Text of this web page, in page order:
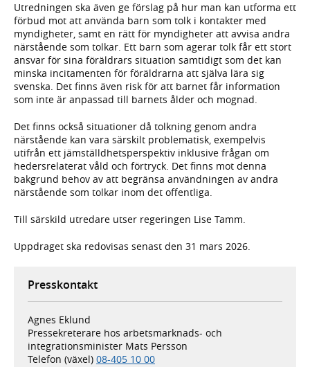
Utredningen ska även ge förslag på hur man kan utforma ett
förbud mot att använda barn som tolk i kontakter med
myndigheter, samt en rätt för myndigheter att avvisa andra
närstående som tolkar. Ett barn som agerar tolk får ett stort
ansvar för sina föräldrars situation samtidigt som det kan
minska incitamenten för föräldrarna att själva lära sig
svenska. Det finns även risk för att barnet får information
som inte är anpassad till barnets ålder och mognad.
Det finns också situationer då tolkning genom andra
närstående kan vara särskilt problematisk, exempelvis
utifrån ett jämställdhetsperspektiv inklusive frågan om
hedersrelaterat våld och förtryck. Det finns mot denna
bakgrund behov av att begränsa användningen av andra
närstående som tolkar inom det offentliga.
Till särskild utredare utser regeringen Lise Tamm.
Uppdraget ska redovisas senast den 31 mars 2026.
Presskontakt
Agnes Eklund
Pressekreterare hos arbetsmarknads- och
integrationsminister Mats Persson
Telefon (växel) 08-405 10 00